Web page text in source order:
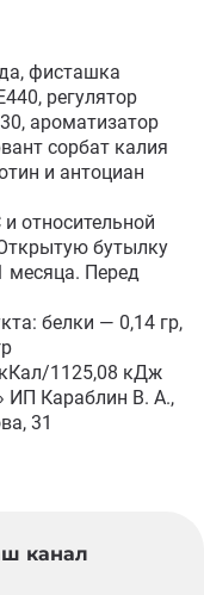
фисташка
регулятор
ароматизатор
сорбат калия
и антоциан
относительной
бутылку
месяца. Перед
белки — 0,14 гр,
кКал/1125,08 кДж
ИП Караблин В. А.,
31
канал